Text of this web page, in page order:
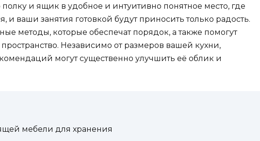
и ящик в удобное и интуитивно понятное место, где
и ваши занятия готовкой будут приносить только радость.
методы, которые обеспечат порядок, а также помогут
Независимо от размеров вашей кухни,
могут существенно улучшить её облик и
мебели для хранения